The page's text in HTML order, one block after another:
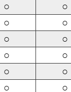
○ ○
○ ○
○ ○
○ ○
○ ○
○ ○